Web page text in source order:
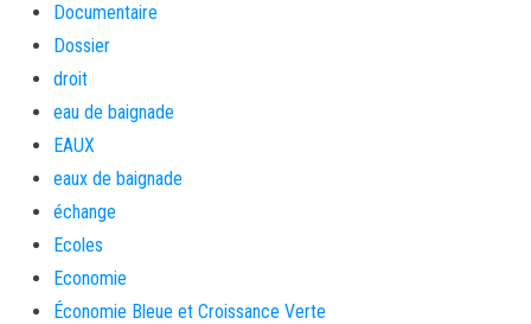
Documentaire
Dossier
droit
eau de baignade
EAUX
eaux de baignade
échange
Ecoles
Economie
Économie Bleue et Croissance Verte